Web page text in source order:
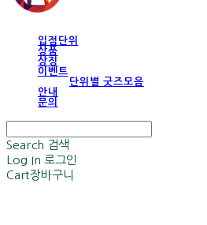
입점단위
상품
상징
이벤트
단위별 굿즈모음
안내
문의
Search 검색
Log In 로그인
Cart장바구니